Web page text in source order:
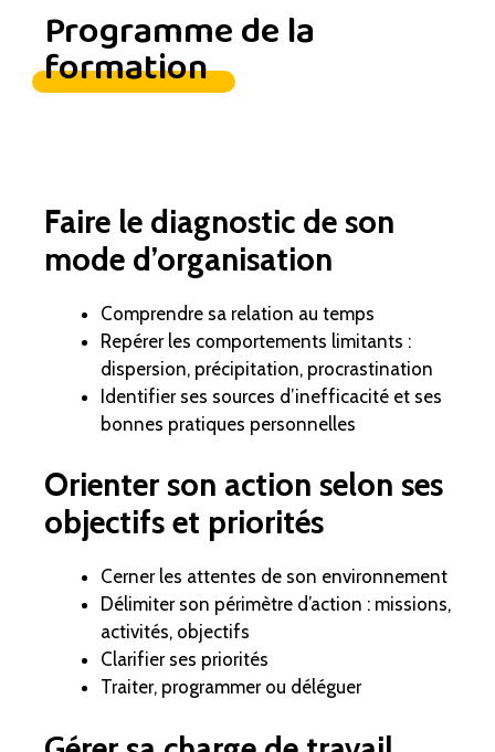
Programme de la
formation
Faire le diagnostic de son
mode d’organisation
Comprendre sa relation au temps
Repérer les comportements limitants :
dispersion, précipitation, procrastination
Identifier ses sources d’inefficacité et ses
bonnes pratiques personnelles
Orienter son action selon ses
objectifs et priorités
Cerner les attentes de son environnement
Délimiter son périmètre d’action : missions,
activités, objectifs
Clarifier ses priorités
Traiter, programmer ou déléguer